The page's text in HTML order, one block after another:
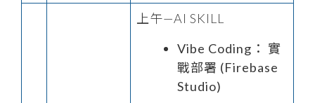
上午—AI SKILL
Vibe Coding： 實
戰部署 (Firebase
Studio)